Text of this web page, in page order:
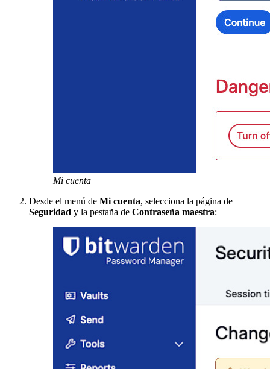
Mi cuenta
Desde el menú de Mi cuenta, selecciona la página de
Seguridad y la pestaña de Contraseña maestra: